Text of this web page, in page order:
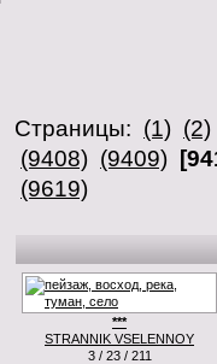
Страницы: (1) (2)
(9408) (9409)
(9619)
***
STRANNIK VSELENNOY
3 / 23 / 211